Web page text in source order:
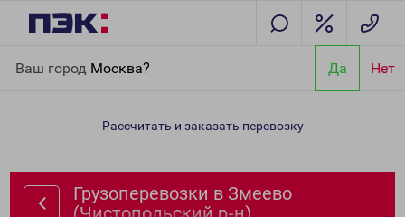
Ваш город Москва? Да Нет
(Чистопольский р-н)
Рассчитать и заказать перевозку
Грузоперевозки в Змеево